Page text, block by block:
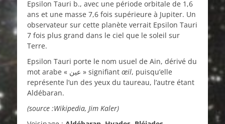
Epsilon Tauri b., avec une période orbitale de 1,6
ans et une masse 7,6 fois supérieure à Jupiter. Un
observateur sur cette planète verrait Epsilon Tauri
7 fois plus grand dans le ciel que le soleil sur
Terre.
Epsilon Tauri porte le nom usuel de Ain, dérivé du
mot arabe « عين » signifiant œil, puisqu’elle
représente l’un des yeux du taureau, l’autre étant
Aldébaran.
(source :Wikipedia, Jim Kaler)